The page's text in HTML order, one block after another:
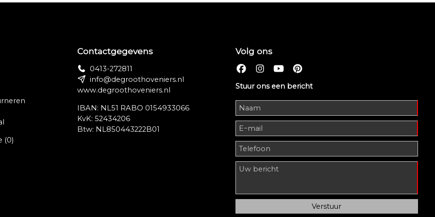
(0)
Contactgegevens
0413-272811
info@degroothoveniers.nl
www.degroothoveniers.nl
IBAN: NL51 RABO 0154933066
KvK: 52434206
Btw: NL850443222B01
Volg ons
Stuur ons een bericht